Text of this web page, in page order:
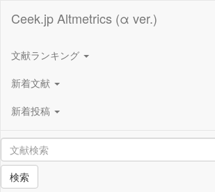
Ceek.jp Altmetrics (α ver.)
文献ランキング
新着文献
新着投稿
検索